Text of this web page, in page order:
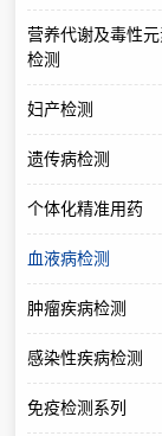
营养代谢及毒性
检测
妇产检测
遗传病检测
个体化精准用药
血液病检测
肿瘤疾病检测
感染性疾病检测
免疫检测系列